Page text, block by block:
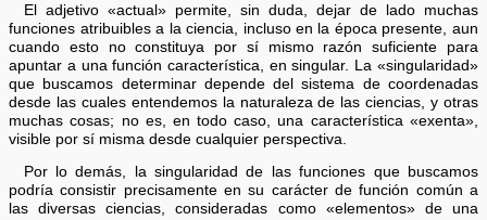
El adjetivo «actual» permite, sin duda, dejar de lado muchas
funciones atribuibles a la ciencia, incluso en la época presente, aun
cuando esto no constituya por sí mismo razón suficiente para
apuntar a una función característica, en singular. La «singularidad»
que buscamos determinar depende del sistema de coordenadas
desde las cuales entendemos la naturaleza de las ciencias, y otras
muchas cosas; no es, en todo caso, una característica «exenta»,
visible por sí misma desde cualquier perspectiva.
Por lo demás, la singularidad de las funciones que buscamos
podría consistir precisamente en su carácter de función común a
las diversas ciencias, consideradas como «elementos» de una